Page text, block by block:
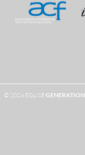
© 2024 EGLISE GENERATION